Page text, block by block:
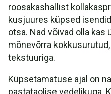
roosakashallist
kusjuures küpsed
otsa. Nad võivad olla kas
mõnevõrra
tekstuuriga.
Küpsetamatuse ajal on
pastataolise vedelikuga.